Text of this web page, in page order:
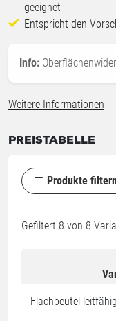
geeignet
Entspricht den
Info:
Weitere Informationen
PREISTABELLE
Produkte filtern
Gefiltert 8 von 8
Flachbeutel